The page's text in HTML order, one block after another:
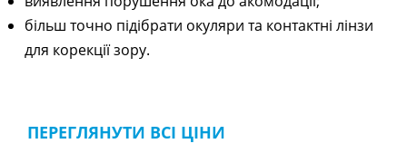
більш точно підібрати окуляри та контактні лінзи
для корекції зору.
ПЕРЕГЛЯНУТИ ВСІ ЦІНИ